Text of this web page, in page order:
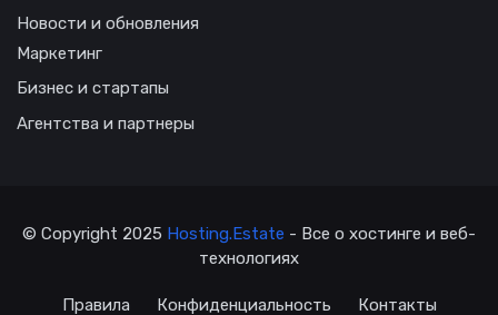
Новости и обновления
Маркетинг
Бизнес и стартапы
Агентства и партнеры
© Copyright 2025 Hosting.Estate - Все о хостинге и веб-
технологиях
Правила Конфиденциальность Контакты